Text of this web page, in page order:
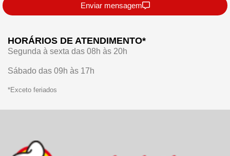
Enviar mensagem
HORÁRIOS DE ATENDIMENTO*
Segunda à sexta das 08h às 20h
Sábado das 09h às 17h
*Exceto feriados